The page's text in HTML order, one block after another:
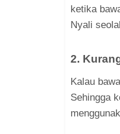
ketika
Nyali
2.
Kalau
Sehingga